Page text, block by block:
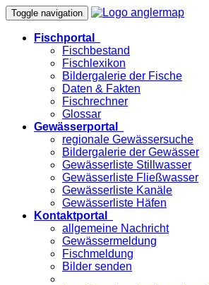
Toggle navigation
Fischportal
Fischbestand
Fischlexikon
Bildergalerie der Fische
Daten & Fakten
Fischrechner
Glossar
Gewässerportal
regionale Gewässersuche
Bildergalerie der Gewässer
Gewässerliste Stillwasser
Gewässerliste Fließwasser
Gewässerliste Kanäle
Gewässerliste Häfen
Kontaktportal
allgemeine Nachricht
Gewässermeldung
Fischmeldung
Bilder senden